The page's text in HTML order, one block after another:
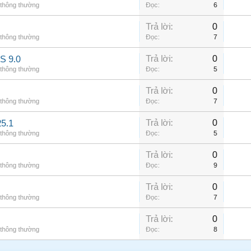
thường Đọc: 6
thường
Trả lời: 0
Đọc: 7
9.0
thường
Trả lời: 0
Đọc: 5
thường
Trả lời: 0
Đọc: 7
thường
Trả lời: 0
Đọc: 5
thường
Trả lời: 0
Đọc: 9
thường
Trả lời: 0
Đọc: 7
thường
Trả lời: 0
Đọc: 8